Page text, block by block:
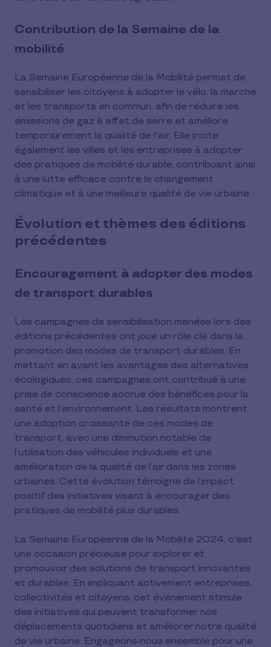
Contribution de la Semaine de la
mobilité
La Semaine Européenne de la Mobilité permet de
sensibiliser les citoyens à adopter le vélo, la marche
et les transports en commun, afin de réduire les
émissions de gaz à effet de serre et améliore
temporairement la qualité de l'air. Elle incite
également les villes et les entreprises à adopter
des pratiques de mobilité durable, contribuant ainsi
à une lutte efficace contre le changement
climatique et à une meilleure qualité de vie urbaine.
Évolution et thèmes des éditions
précédentes
Encouragement à adopter des modes
de transport durables
Les campagnes de sensibilisation menées lors des
éditions précédentes ont joué un rôle clé dans la
promotion des modes de transport durables. En
mettant en avant les avantages des alternatives
écologiques, ces campagnes ont contribué à une
prise de conscience accrue des bénéfices pour la
santé et l’environnement. Les résultats montrent
une adoption croissante de ces modes de
transport, avec une diminution notable de
l’utilisation des véhicules individuels et une
amélioration de la qualité de l’air dans les zones
urbaines. Cette évolution témoigne de l’impact
positif des initiatives visant à encourager des
pratiques de mobilité plus durables.
La Semaine Européenne de la Mobilité 2024, c'est
une occasion précieuse pour explorer et
promouvoir des solutions de transport innovantes
et durables. En impliquant activement entreprises,
collectivités et citoyens, cet événement stimule
des initiatives qui peuvent transformer nos
déplacements quotidiens et améliorer notre qualité
de vie urbaine. Engageons-nous ensemble pour une